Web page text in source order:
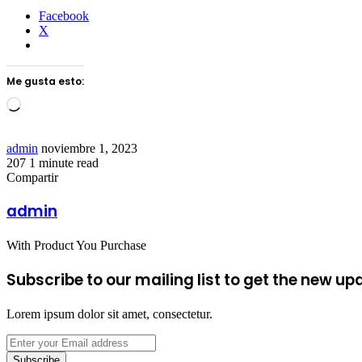
Facebook
X
Me gusta esto:
Loading…
admin Send
an
email
noviembre 1, 2023
207 1 minute read
Facebook
Twitter
LinkedIn
Tumblr
Pinterest
Reddit
VKontakte
Odnoklassniki
Pocket
Compartir
via
Email
admin
With Product You Purchase
Subscribe to our mailing list to get the new
Lorem ipsum dolor sit amet, consectetur.
Enter
your